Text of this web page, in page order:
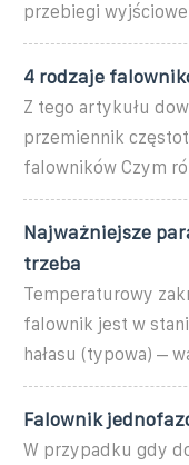
przebiegi wyjściowe
4 rodzaje
Z tego artykułu
przemiennik
falowników Czym
Najważniejsze
trzeba
Temperaturowy
falownik jest w
hałasu (typowa) –
Falownik
W przypadku gdy